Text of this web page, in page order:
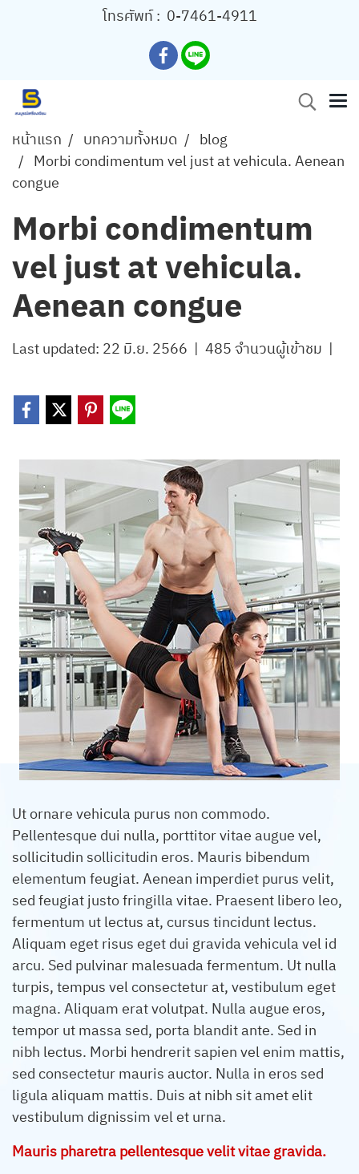
โทรศัพท์ : 0-7461-4911
หน้าแรก บทความทั้งหมด
blog
Morbi condimentum vel just at vehicula. Aenean
congue
Morbi condimentum
vel just at vehicula.
Aenean congue
Last updated: 22 มิ.ย. 2566 | 485 จำนวนผู้เข้าชม |
Ut ornare vehicula purus non commodo.
Pellentesque dui nulla, porttitor vitae augue vel,
sollicitudin sollicitudin eros. Mauris bibendum
elementum feugiat. Aenean imperdiet purus velit,
sed feugiat justo fringilla vitae. Praesent libero leo,
fermentum ut lectus at, cursus tincidunt lectus.
Aliquam eget risus eget dui gravida vehicula vel id
arcu. Sed pulvinar malesuada fermentum. Ut nulla
turpis, tempus vel consectetur at, vestibulum eget
magna. Aliquam erat volutpat. Nulla augue eros,
tempor ut massa sed, porta blandit ante. Sed in
nibh lectus. Morbi hendrerit sapien vel enim mattis,
sed consectetur mauris auctor. Nulla in eros sed
ligula aliquam mattis. Duis at nibh sit amet elit
vestibulum dignissim vel et urna.
Mauris pharetra pellentesque velit vitae gravida.